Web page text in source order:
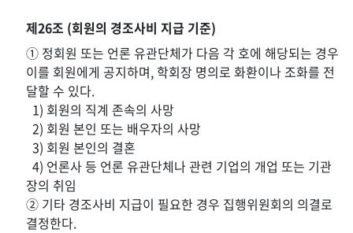
제26조 (회원의 경조사비 지급 기준)
① 정회원 또는 언론 유관단체가 다음 각 호에 해당되는 경우
이를 회원에게 공지하며, 학회장 명의로 화환이나 조화를 전
달할 수 있다.
1) 회원의 직계 존속의 사망
2) 회원 본인 또는 배우자의 사망
3) 회원 본인의 결혼
4) 언론사 등 언론 유관단체나 관련 기업의 개업 또는 기관
장의 취임
② 기타 경조사비 지급이 필요한 경우 집행위원회의 의결로
결정한다.